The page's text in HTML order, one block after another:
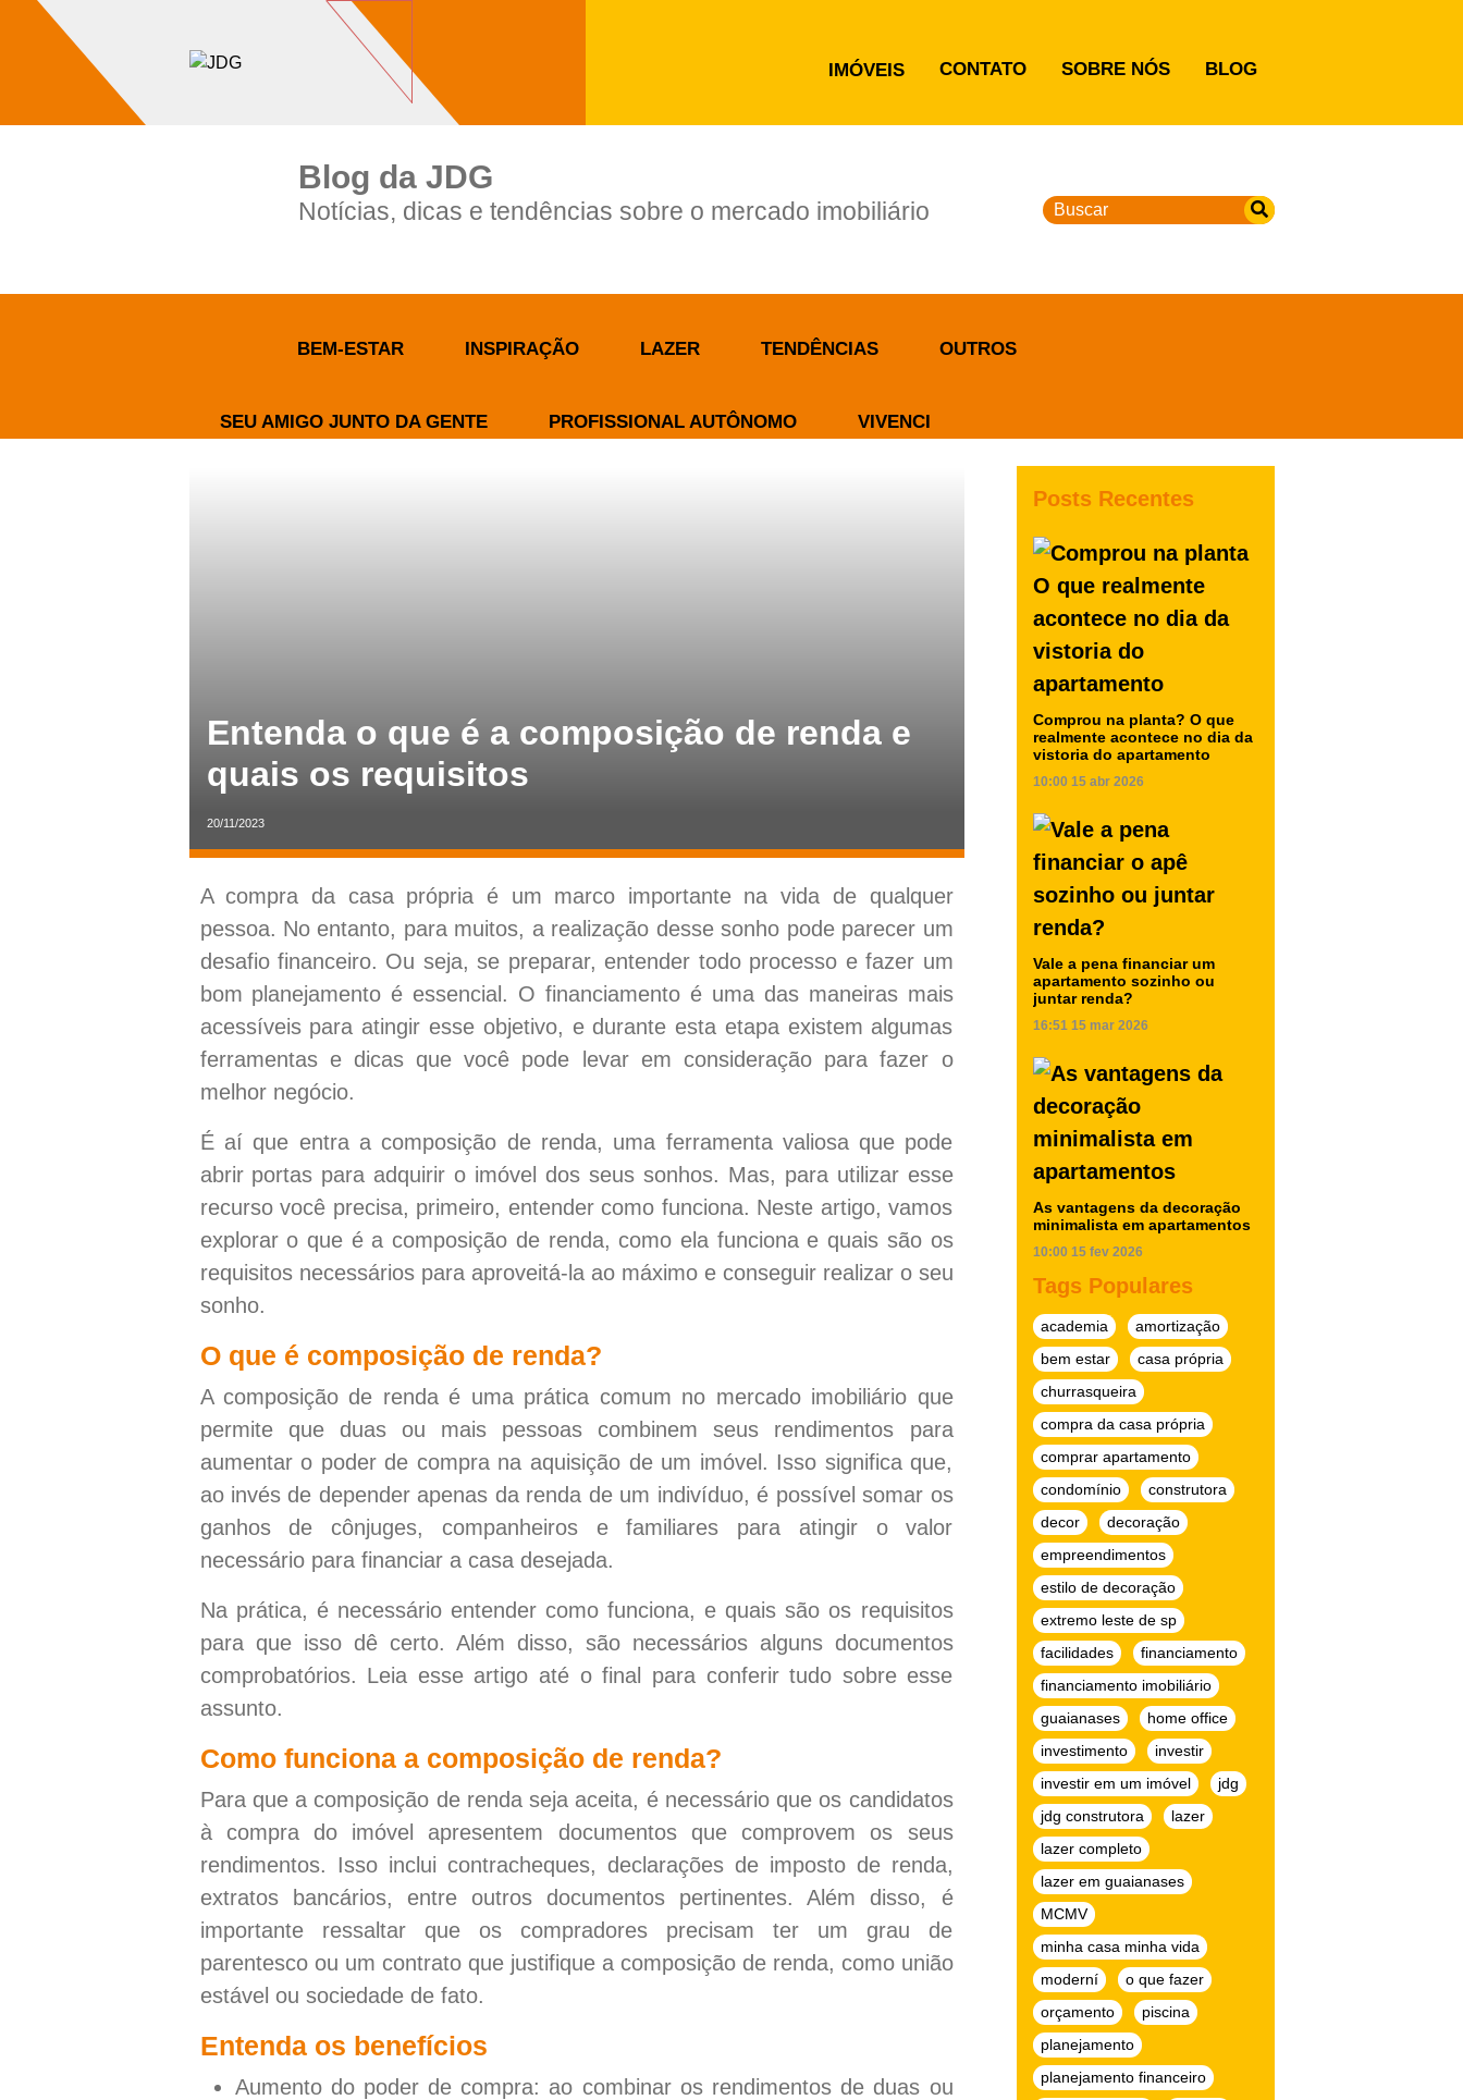
IMÓVEIS CONTATO SOBRE NÓS BLOG
Imóveis
Blog da JDG
Notícias, dicas e tendências sobre o mercado imobiliário
BEM-ESTAR INSPIRAÇÃO LAZER TENDÊNCIAS OUTROS
SEU AMIGO JUNTO DA GENTE PROFISSIONAL AUTÔNOMO VIVENCI
Entenda o que é a composição de renda e
quais os requisitos
20/11/2023
A compra da casa própria é um marco importante na vida de qualquer
pessoa. No entanto, para muitos, a realização desse sonho pode parecer um
desafio financeiro. Ou seja, se preparar, entender todo processo e fazer um
bom planejamento é essencial. O financiamento é uma das maneiras mais
acessíveis para atingir esse objetivo, e durante esta etapa existem algumas
ferramentas e dicas que você pode levar em consideração para fazer o
melhor negócio.
É aí que entra a composição de renda, uma ferramenta valiosa que pode
abrir portas para adquirir o imóvel dos seus sonhos. Mas, para utilizar esse
recurso você precisa, primeiro, entender como funciona. Neste artigo, vamos
explorar o que é a composição de renda, como ela funciona e quais são os
requisitos necessários para aproveitá-la ao máximo e conseguir realizar o seu
sonho.
O que é composição de renda?
A composição de renda é uma prática comum no mercado imobiliário que
permite que duas ou mais pessoas combinem seus rendimentos para
aumentar o poder de compra na aquisição de um imóvel. Isso significa que,
ao invés de depender apenas da renda de um indivíduo, é possível somar os
ganhos de cônjuges, companheiros e familiares para atingir o valor
necessário para financiar a casa desejada.
Na prática, é necessário entender como funciona, e quais são os requisitos
para que isso dê certo. Além disso, são necessários alguns documentos
comprobatórios. Leia esse artigo até o final para conferir tudo sobre esse
assunto.
Como funciona a composição de renda?
Para que a composição de renda seja aceita, é necessário que os candidatos
à compra do imóvel apresentem documentos que comprovem os seus
rendimentos. Isso inclui contracheques, declarações de imposto de renda,
extratos bancários, entre outros documentos pertinentes. Além disso, é
importante ressaltar que os compradores precisam ter um grau de
parentesco ou um contrato que justifique a composição de renda, como união
estável ou sociedade de fato.
Entenda os benefícios
Aumento do poder de compra: ao combinar os rendimentos de duas ou
Posts Recentes
Comprou na planta? O que
realmente acontece no dia da
vistoria do apartamento
10:00 15 abr 2026
Vale a pena financiar um
apartamento sozinho ou
juntar renda?
16:51 15 mar 2026
As vantagens da decoração
minimalista em apartamentos
10:00 15 fev 2026
Tags Populares
academia
amortização
bem estar
casa própria
churrasqueira
compra da casa própria
comprar apartamento
condomínio
construtora
decor
decoração
empreendimentos
estilo de decoração
extremo leste de sp
facilidades
financiamento
financiamento imobiliário
guaianases
home office
investimento
investir
investir em um imóvel
jdg
jdg construtora
lazer
lazer completo
lazer em guaianases
MCMV
minha casa minha vida
moderní
o que fazer
orçamento
piscina
planejamento
planejamento financeiro